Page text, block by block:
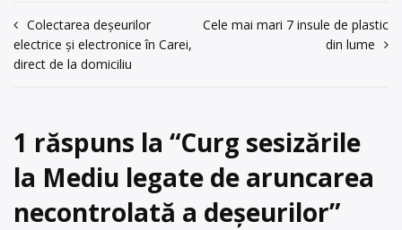
Navigare
în
Colectarea deșeurilor
electrice și electronice în Carei,
direct de la domiciliu
Cele mai mari 7 insule de plastic
din lume
1 răspuns la “Curg sesizările
la Mediu legate de aruncarea
necontrolată a deșeurilor”